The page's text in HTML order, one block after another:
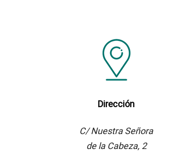
Dirección
C/ Nuestra Señora
de la Cabeza, 2